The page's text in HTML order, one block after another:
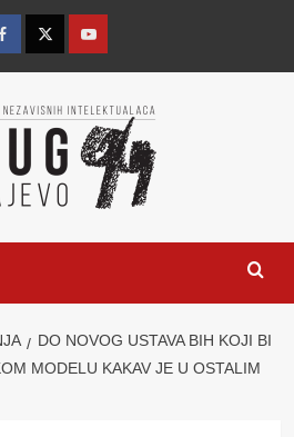
FacebookTwitterYouTube
DO NOVOG USTAVA BIH KOJI BI
MODELU KAKAV JE U OSTALIM